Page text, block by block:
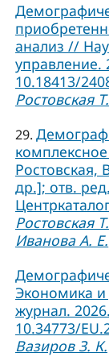
анализ //
управление.
10.18413/
Ростовская
29.
Ростовская,
др.]; отв.
Ростовская
Иванова А. Е.
Экономика и
журнал.
10.34773/
Вазиров З. К.